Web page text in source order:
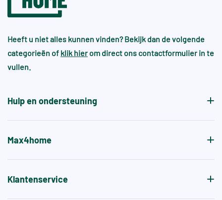
Heeft u niet alles kunnen vinden? Bekijk dan de volgende
categorieën of klik hier om direct ons contactformulier in te
vullen.
Hulp en ondersteuning
Max4home
Klantenservice